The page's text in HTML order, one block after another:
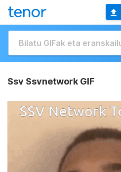
Ssv Ssvnetwork GIF